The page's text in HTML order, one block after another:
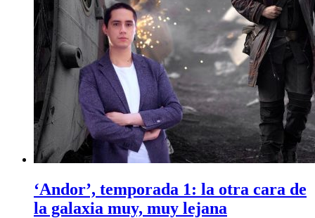
‘Andor’, temporada 1: la otra cara de
la galaxia muy, muy lejana